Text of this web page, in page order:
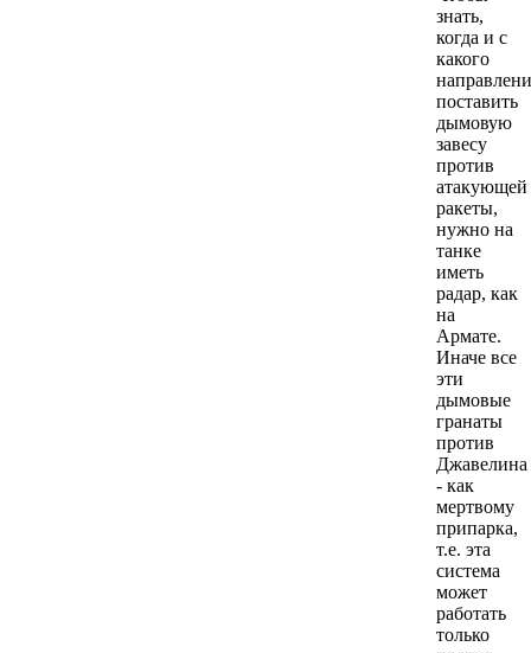
знать,
когда и с
какого
поставить
дымовую
завесу
против
атакующей
ракеты,
нужно на
танке
иметь
радар, как
на
Армате.
Иначе все
эти
дымовые
гранаты
против
Джавелина
- как
мертвому
припарка,
т.е. эта
система
может
работать
только